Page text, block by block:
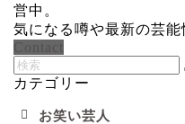
営中。
気になる噂や最新の芸能
Contact
カテゴリー
お笑い芸人